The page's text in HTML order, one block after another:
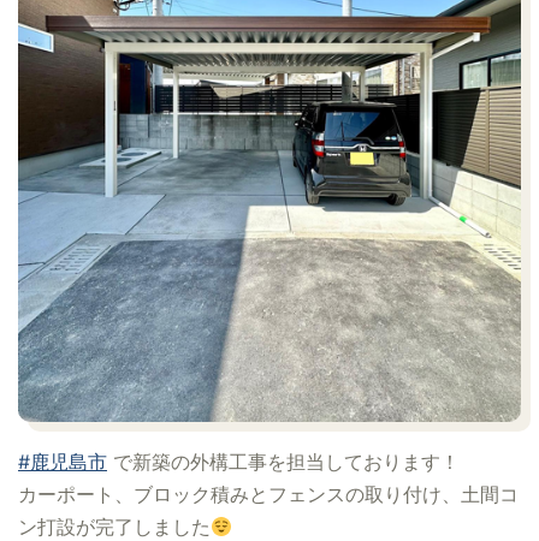
#鹿児島市 で新築の外構工事を担当しております！
カーポート、ブロック積みとフェンスの取り付け、土間コ
ン打設が完了しました